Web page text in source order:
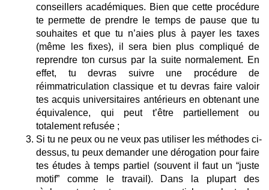
conseillers académiques. Bien que cette procédure
te permette de prendre le temps de pause que tu
souhaites et que tu n’aies plus à payer les taxes
(même les fixes), il sera bien plus compliqué de
reprendre ton cursus par la suite normalement. En
effet, tu devras suivre une procédure de
réimmatriculation classique et tu devras faire valoir
tes acquis universitaires antérieurs en obtenant une
équivalence, qui peut t’être partiellement ou
totalement refusée ;
Si tu ne peux ou ne veux pas utiliser les méthodes ci-
dessus, tu peux demander une dérogation pour faire
tes études à temps partiel (souvent il faut un “juste
motif” comme le travail). Dans la plupart des